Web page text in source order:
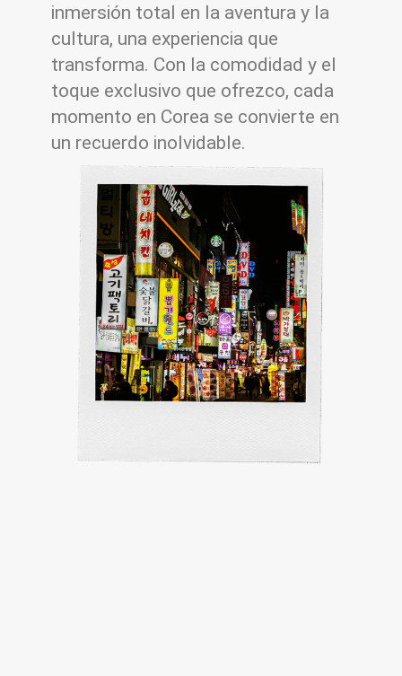
inmersión total en la aventura y la
cultura, una experiencia que
transforma. Con la comodidad y el
toque exclusivo que ofrezco, cada
momento en Corea se convierte en
un recuerdo inolvidable.